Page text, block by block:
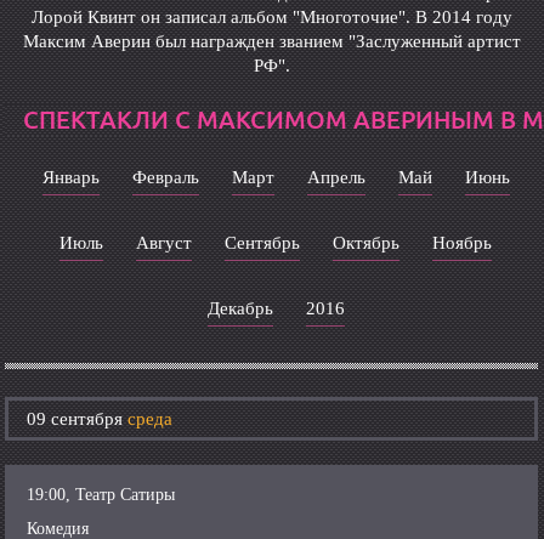
Лорой Квинт он записал альбом "Многоточие". В 2014 году
Максим Аверин был награжден званием "Заслуженный артист
РФ".
СПЕКТАКЛИ С МАКСИМОМ АВЕРИНЫМ В
Январь Февраль Март Апрель Май Июнь
Июль Август Сентябрь Октябрь Ноябрь
Декабрь 2016
09 сентябрясреда
19:00, Театр Сатиры
Комедия